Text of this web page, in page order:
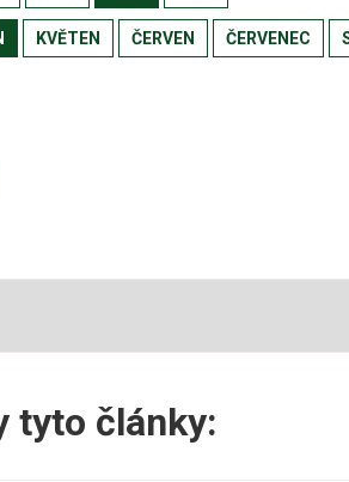
KVĚTEN ČERVEN ČERVENEC
tyto články: